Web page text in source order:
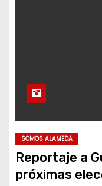
SOMOS ALAMEDA
Reportaje a
próximas